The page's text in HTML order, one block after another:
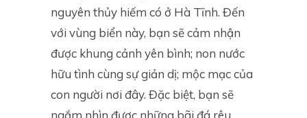
nguyên thủy hiếm có ở Hà Tĩnh. Đến
với vùng biển này, bạn sẽ cảm nhận
được khung cảnh yên bình; non nước
hữu tình cùng sự giản dị; mộc mạc của
con người nơi đây. Đặc biệt, bạn sẽ
ngắm nhìn được những bãi đá rêu